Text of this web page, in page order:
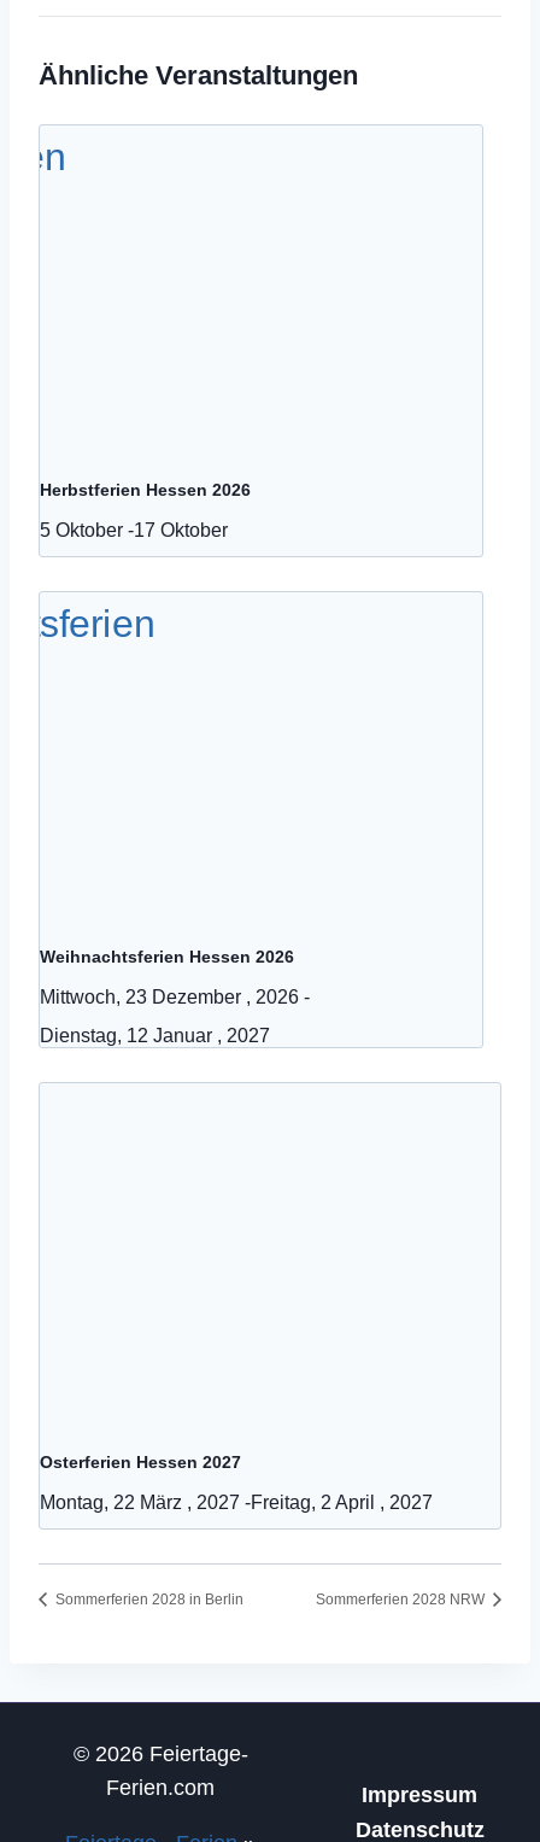
Ähnliche Veranstaltungen
Herbstferien Hessen 2026
5 Oktober -17 Oktober
Weihnachtsferien Hessen 2026
Mittwoch, 23 Dezember , 2026 -
Dienstag, 12 Januar , 2027
Osterferien Hessen 2027
Montag, 22 März , 2027 -Freitag, 2 April , 2027
Sommerferien 2028 in Berlin Sommerferien 2028 NRW
© 2026 Feiertage-
Ferien.com
Impressum
Datenschutz